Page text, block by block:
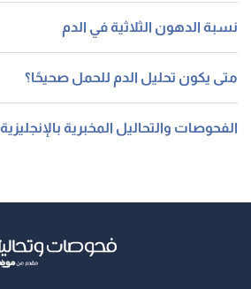
نسبة الدهون الثلاثية في الدم
متى يكون تحليل الدم للحمل صحيحًا؟
الفحوصات والتحاليل المخبرية بالإنجليزية